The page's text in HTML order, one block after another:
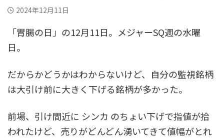
2024年12月11日
「胃腸の日」の12月11日。メジャーSQ週の水曜
日。
だからかどうかはわからないけど、自分の監視銘柄
は大引け前に大きく下げる銘柄が多かった。
前場、引け間近に シンカ のちょい下げで指値が拾
われたけど、売りがどんどん湧いてきて値幅がとれ